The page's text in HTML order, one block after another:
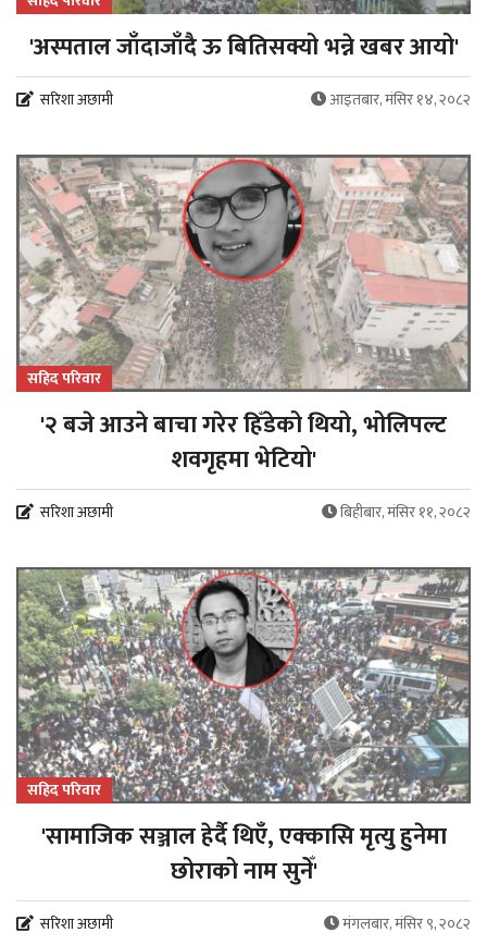
'अस्पताल जाँदाजाँदै ऊ बितिसक्यो भन्ने खबर आयो'
सरिशा अछामी आइतबार, मंसिर १४, २०८२
सहिद परिवार
'२ बजे आउने बाचा गरेर हिँडेको थियो, भोलिपल्ट
शवगृहमा भेटियो'
सरिशा अछामी बिहीबार, मंसिर ११, २०८२
सहिद परिवार
'सामाजिक सञ्जाल हेर्दै थिएँ, एक्कासि मृत्यु हुनेमा
छोराको नाम सुनेँ'
सरिशा अछामी मंगलबार, मंसिर ९, २०८२